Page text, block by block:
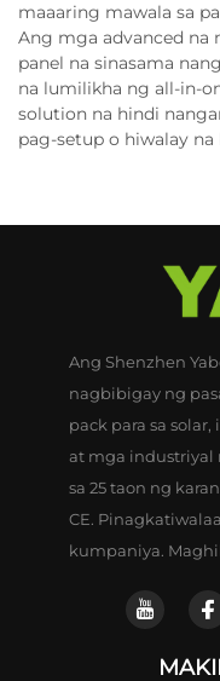
maaaring mawala sa
Ang mga advanced na
panel na sinasama
na lumilikha ng all-in-
solution na hindi
pag-setup o hiwalay
Ang Shenzhen
nagbibigay ng
pack para sa
at mga industriyal
sa 25 taon ng
CE.
kumpaniya.